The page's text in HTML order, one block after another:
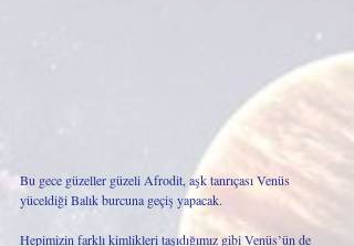
Bu gece güzeller güzeli Afrodit, aşk tanrıçası Venüs
yüceldiği Balık burcuna geçiş yapacak.
Hepimizin farklı kimlikleri taşıdığımız gibi Venüs’ün de